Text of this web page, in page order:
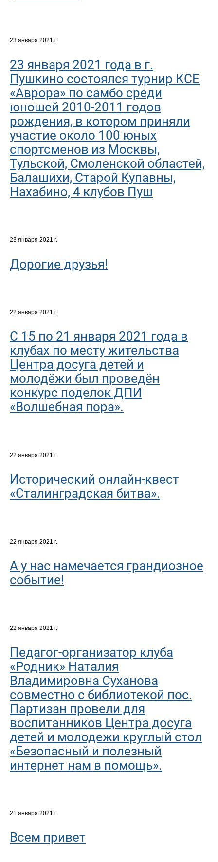
23 января 2021 г.
23 января 2021 года в г.
Пушкино состоялся турнир КСЕ
«Аврора» по самбо среди
юношей 2010-2011 годов
рождения, в котором приняли
участие около 100 юных
спортсменов из Москвы,
Тульской, Смоленской областей,
Балашихи, Старой Купавны,
Нахабино, 4 клубов Пуш
23 января 2021 г.
Дорогие друзья!
22 января 2021 г.
С 15 по 21 января 2021 года в
клубах по месту жительства
Центра досуга детей и
молодёжи был проведён
конкурс поделок ДПИ
«Волшебная пора».
22 января 2021 г.
Исторический онлайн-квест
«Сталинградская битва».
22 января 2021 г.
А у нас намечается грандиозное
событие!
22 января 2021 г.
Педагог-организатор клуба
«Родник» Наталия
Владимировна Суханова
совместно с библиотекой пос.
Партизан провели для
воспитанников Центра досуга
детей и молодежи круглый стол
«Безопасный и полезный
интернет нам в помощь».
21 января 2021 г.
Всем привет